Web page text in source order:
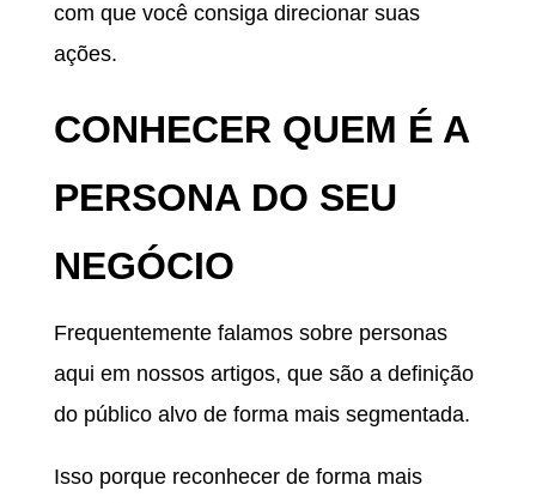
com que você consiga direcionar suas
ações.
CONHECER QUEM É A
PERSONA DO SEU
NEGÓCIO
Frequentemente falamos sobre personas
aqui em nossos artigos, que são a definição
do público alvo de forma mais segmentada.
Isso porque reconhecer de forma mais